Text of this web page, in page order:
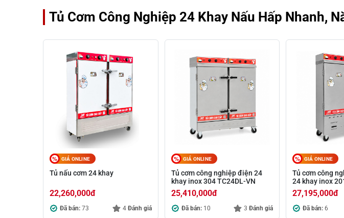
Tủ Cơm Công Nghiệp 24 Khay Nấu Hấp Nhanh,
GIÁ ONLINE
Tủ nấu cơm 24 khay
22,260,000đ
Đã bán: 73 4 Đánh giá
GIÁ ONLINE
Tủ cơm công nghiệp điện 24
khay inox 304 TC24DL-VN
25,410,000đ
Đã bán: 10 3Đánh giá
GIÁ ONLINE
Tủ cơm công
24 khay inox
27,195,000đ
Đã bán:6